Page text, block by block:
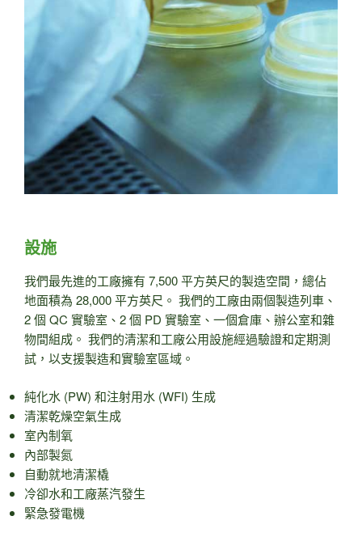
設施
我們最先進的工廠擁有 7,500 平方英尺的製造空間，總佔
地面積為 28,000 平方英尺。 我們的工廠由兩個製造列車、
2 個 QC 實驗室、2 個 PD 實驗室、一個倉庫、辦公室和雜
物間組成。 我們的清潔和工廠公用設施經過驗證和定期測
試，以支援製造和實驗室區域。
純化水 (PW) 和注射用水 (WFI) 生成
清潔乾燥空氣生成
室內制氧
內部製氮
自動就地清潔橇
冷卻水和工廠蒸汽發生
緊急發電機